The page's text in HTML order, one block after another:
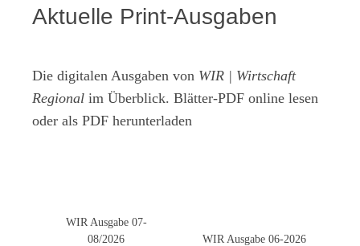
Aktuelle Print-Ausgaben
Die digitalen Ausgaben von WIR | Wirtschaft
Regional im Überblick. Blätter-PDF online lesen
oder als PDF herunterladen
WIR Ausgabe 07-
08/2026
WIR Ausgabe 06-2026